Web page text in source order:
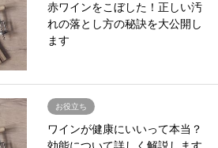
赤ワインをこぼした！正しい汚
れの落とし方の秘訣を大公開し
ます
お役立ち
ワインが健康にいいって本当？
効能について詳しく解説します